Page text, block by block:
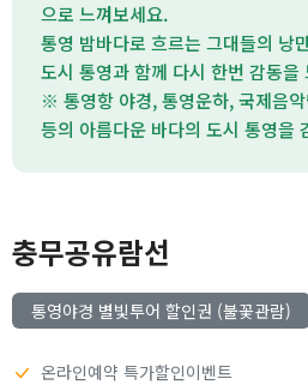
으로 느껴보세요.
통영 밤바다로 흐르는 그대들의 낭
도시 통영과 함께 다시 한번 감동을
※ 통영항 야경, 통영운하, 국제음
등의 아름다운 바다의 도시 통영을
충무공유람선
통영야경 별빛투어 할인권 (불꽃관람)
온라인예약 특가할인이벤트